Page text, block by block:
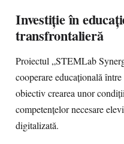
Investiție în
transfrontalieră
Proiectul „STEMLab
cooperare educațională
obiectiv crearea unor
competențelor necesare
digitalizată.